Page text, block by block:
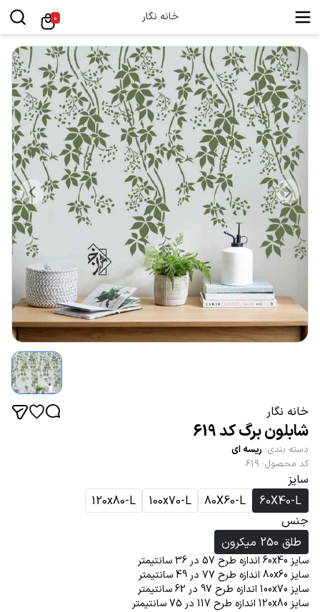
خانه نگار 0
خانه نگار
شابلون برگ کد 619
دسته بندی: ریسه ای
کد محصول:
619
سایز
60X40-L
80X60-L
100x70-L
120x80-L
جنس
طلق 250 میکرون
سایز 60x40 اندازه طرح 57 در 36 سانتیمتر
سایز 80x60 اندازه طرح 77 در 49 سانتیمتر
سایز 100x70 اندازه طرح 97 در 62 سانتیمتر
سایز 120x80 اندازه طرح 117 در 75 سانتیمتر